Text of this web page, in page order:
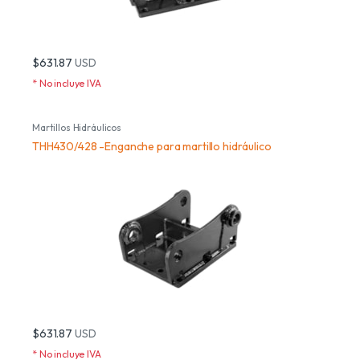
$631.87 USD
* No incluye IVA
Martillos Hidráulicos
THH430/428 -Enganche para martillo hidráulico
$631.87 USD
* No incluye IVA